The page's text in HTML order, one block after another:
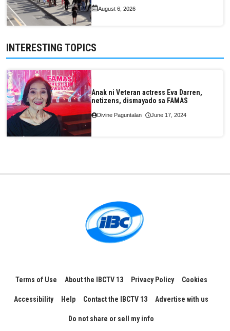
August 6, 2026
INTERESTING TOPICS
Anak ni Veteran actress Eva Darren,
netizens, dismayado sa FAMAS
Divine Paguntalan June 17, 2024
Terms of Use About the IBCTV 13 Privacy Policy Cookies
Accessibility Help Contact the IBCTV 13 Advertise with us
Do not share or sell my info